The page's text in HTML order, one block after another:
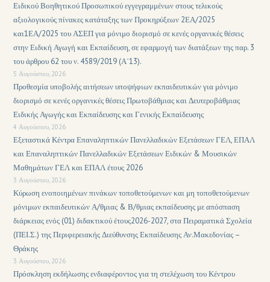
Ειδικού Βοηθητικού Προσωπικού εγγεγραμμένων στους τελικούς
αξιολογικούς πίνακες κατάταξης των Προκηρύξεων 2ΕΑ/2025
και1ΕΑ/2025 του ΑΣΕΠ για μόνιμο διορισμό σε κενές οργανικές θέσεις
στην Ειδική Αγωγή και Εκπαίδευση, σε εφαρμογή των διατάξεων της παρ. 3
του άρθρου 62 του ν. 4589/2019 (Α΄13).
5 Αυγούστου, 2026
Προθεσμία υποβολής αιτήσεων υποψήφιων εκπαιδευτικών για μόνιμο
διορισμό σε κενές οργανικές θέσεις Πρωτοβάθμιας και Δευτεροβάθμιας
Ειδικής Αγωγής και Εκπαίδευσης και Γενικής Εκπαίδευσης
4 Αυγούστου, 2026
Εξεταστικά Κέντρα Επαναληπτικών Πανελλαδικών Εξετάσεων ΓΕΛ, ΕΠΑΛ
και Επαναληπτικών Πανελλαδικών Εξετάσεων Ειδικών & Μουσικών
Μαθημάτων ΓΕΛ και ΕΠΑΛ έτους 2026
3 Αυγούστου, 2026
Κύρωση ενοποιημένων πινάκων τοποθετούμενων και μη τοποθετούμενων
μόνιμων εκπαιδευτικών Α/θμιας & Β/θμιας εκπαίδευσης με απόσπαση
διάρκειας ενός (01) διδακτικού έτους2026-2027, στα Πειραματικά Σχολεία
(ΠΕΙ.Σ.) της Περιφερειακής Διεύθυνσης Εκπαίδευσης Αν.Μακεδονίας –
Θράκης
3 Αυγούστου, 2026
Πρόσκληση εκδήλωσης ενδιαφέροντος για τη στελέχωση του Κέντρου